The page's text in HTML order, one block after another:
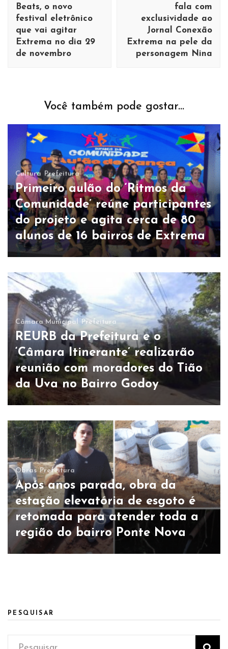
Beats, o novo
festival eletrônico
que vai agitar
Extrema no dia 29
de novembro
fala com
exclusividade ao
Jornal Conexão
Extrema na pele da
personagem Nina
Você também pode gostar...
Cultura Prefeitura
Primeiro aulão do ‘Ritmos da
Comunidade’ reúne participantes
do projeto e agita cerca de 80
alunos de 16 bairros de Extrema
Câmara Municipal Prefeitura
REURB da Prefeitura e o
‘Câmara Itinerante’ realizarão
reunião com moradores do Tião
da Uva no Bairro Godoy
Obras Prefeitura
Após anos parada, obra da
estação elevatória de esgoto é
retomada para atender toda a
região do bairro Ponte Nova
PESQUISAR